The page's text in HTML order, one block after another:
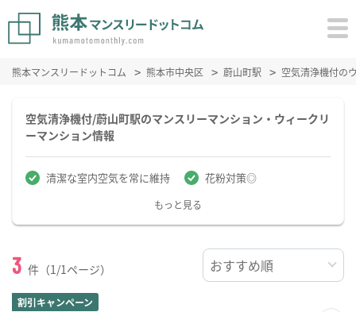
熊本マンスリードットコム 熊本市中央区 蔚山町駅 空気清浄機付の
空気清浄機付/蔚山町駅のマンスリーマンション・ウィークリ
ーマンション情報
清潔な室内空気を常に維持 花粉対策◎
もっと見る
3 件（1/1ページ）
割引キャンペーン